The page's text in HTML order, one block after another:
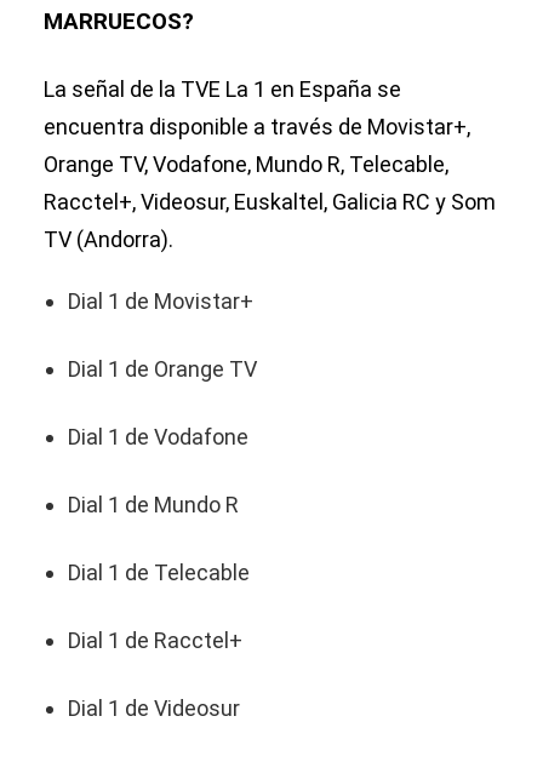
MARRUECOS?
La señal de la TVE La 1 en España se
encuentra disponible a través de Movistar+,
Orange TV, Vodafone, Mundo R, Telecable,
Racctel+, Videosur, Euskaltel, Galicia RC y Som
TV (Andorra).
Dial 1 de Movistar+
Dial 1 de Orange TV
Dial 1 de Vodafone
Dial 1 de Mundo R
Dial 1 de Telecable
Dial 1 de Racctel+
Dial 1 de Videosur